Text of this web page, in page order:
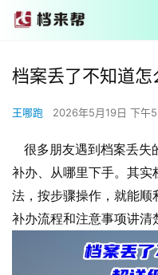
档案丢了不知道怎
王哪跑 2026年5月19日 下午
很多朋友遇到档案丢失
补办、从哪里下手。其实
法，按步骤操作，就能顺
补办流程和注意事项讲清